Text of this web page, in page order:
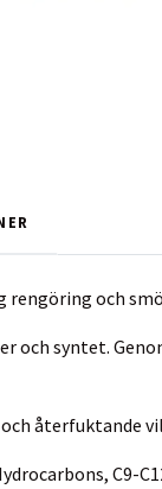
och
och syntet.
och
C9-